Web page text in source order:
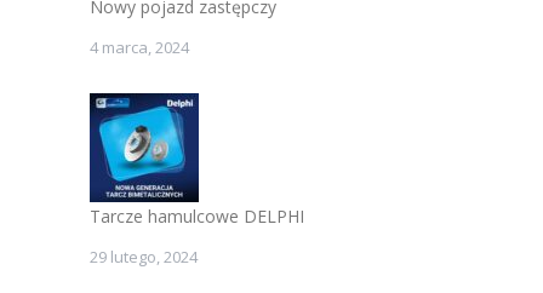
Nowy pojazd zastępczy
4 marca, 2024
Tarcze hamulcowe DELPHI
29 lutego, 2024